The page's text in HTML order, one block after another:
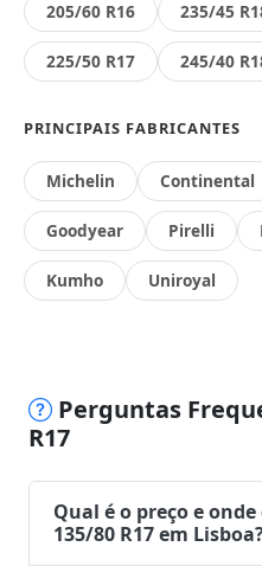
205/60 R16 235/45
225/50 R17 245/40
PRINCIPAIS FABRICANTES
Michelin Continental
Goodyear Pirelli
Kumho Uniroyal
Perguntas
R17
Qual é o preço e
135/80 R17 em